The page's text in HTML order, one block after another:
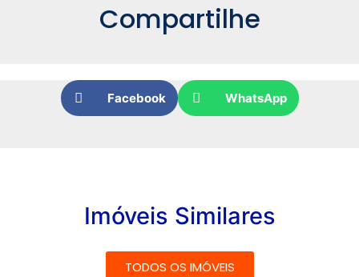
Compartilhe
Facebook WhatsApp
Imóveis Similares
TODOS OS IMÓVEIS